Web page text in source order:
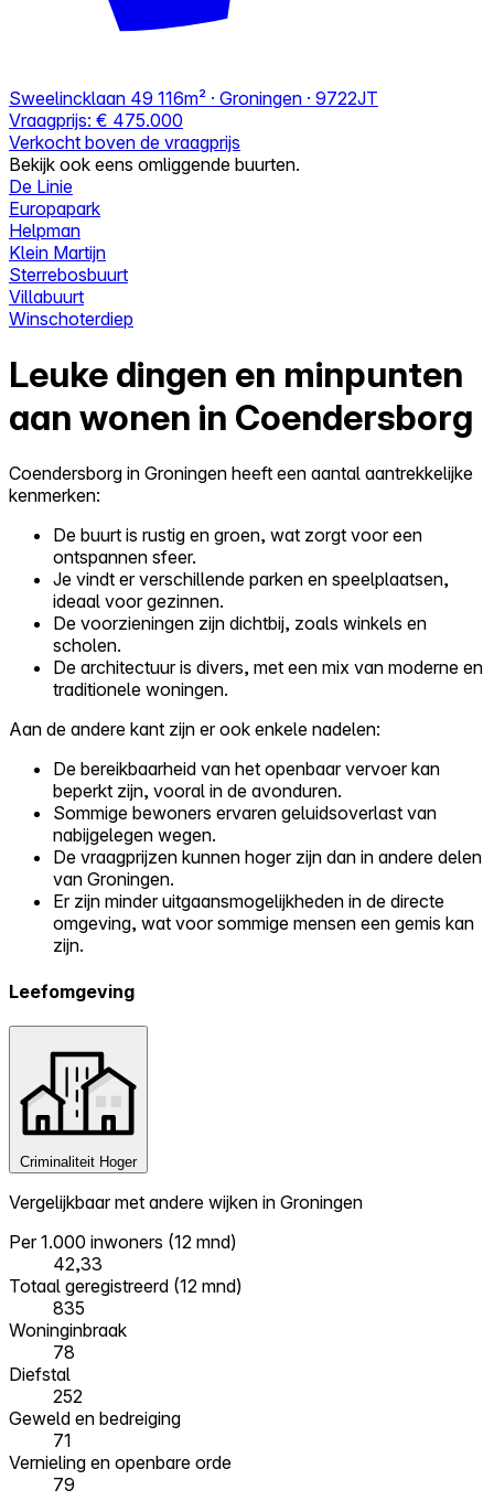
Sweelincklaan 49 116m² · Groningen · 9722JT
Vraagprijs: € 475.000
Verkocht boven de vraagprijs
Bekijk ook eens omliggende buurten.
De Linie
Europapark
Helpman
Klein Martijn
Sterrebosbuurt
Villabuurt
Winschoterdiep
Leuke dingen en minpunten
aan wonen in Coendersborg
Coendersborg in Groningen heeft een aantal aantrekkelijke
kenmerken:
De buurt is rustig en groen, wat zorgt voor een
ontspannen sfeer.
Je vindt er verschillende parken en speelplaatsen,
ideaal voor gezinnen.
De voorzieningen zijn dichtbij, zoals winkels en
scholen.
De architectuur is divers, met een mix van moderne en
traditionele woningen.
Aan de andere kant zijn er ook enkele nadelen:
De bereikbaarheid van het openbaar vervoer kan
beperkt zijn, vooral in de avonduren.
Sommige bewoners ervaren geluidsoverlast van
nabijgelegen wegen.
De vraagprijzen kunnen hoger zijn dan in andere delen
van Groningen.
Er zijn minder uitgaansmogelijkheden in de directe
omgeving, wat voor sommige mensen een gemis kan
zijn.
Leefomgeving
Criminaliteit Hoger
Vergelijkbaar met andere wijken in Groningen
Per 1.000 inwoners (12 mnd)
42,33
Totaal geregistreerd (12 mnd)
835
Woninginbraak
78
Diefstal
252
Geweld en bedreiging
71
Vernieling en openbare orde
79